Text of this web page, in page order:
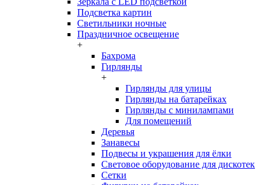
Подсветка картин
Светильники ночные
Праздничное освещение
+
Бахрома
Гирлянды
+
Гирлянды для улицы
Гирлянды на батарейках
Гирлянды с минилампами
Для помещений
Деревья
Занавесы
Подвесы и украшения для ёлки
Световое оборудование для дискотек
Сетки